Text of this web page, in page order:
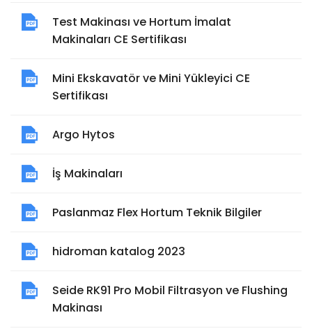
Test Makinası ve Hortum İmalat
Makinaları CE Sertifikası
Mini Ekskavatör ve Mini Yükleyici CE
Sertifikası
Argo Hytos
İş Makinaları
Paslanmaz Flex Hortum Teknik Bilgiler
hidroman katalog 2023
Seide RK91 Pro Mobil Filtrasyon ve Flushing
Makinası